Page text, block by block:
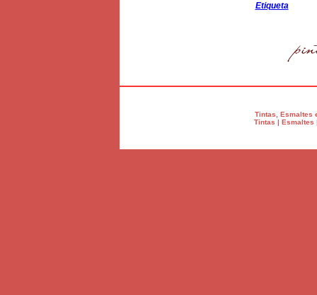
Etiqueta
Tintas, Esmaltes
Tintas | Esmaltes